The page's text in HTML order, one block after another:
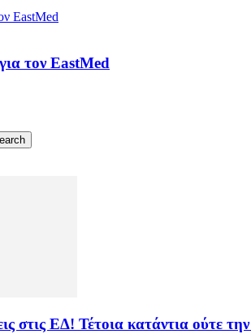
τον EastMed
στις ΕΔ! Τέτοια κατάντια ούτε